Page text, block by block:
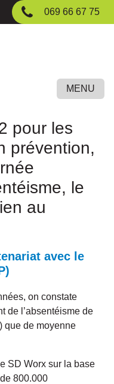
069 66 67 75
MENU
pour les
prévention,
le
au
avec le
on constate
de l’absentéisme de
que de moyenne
SD Worx sur la base
800.000